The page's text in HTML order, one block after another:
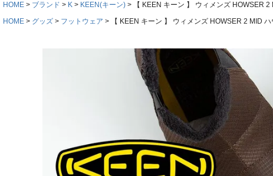
HOME ブランド K KEEN(キーン)
【 KEEN キーン 】 ウィメンズ HOWSER
HOME
グッズ フットウェア 【 KEEN キーン 】 ウィメンズ HOWSER 2 MID